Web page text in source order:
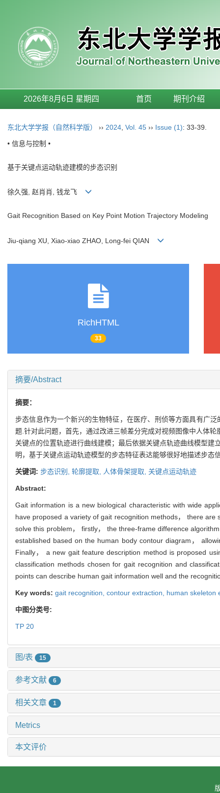
2026年8月6日 星期四 首页 期刊介绍
东北大学学报（自然科学版） ›› 2024 Vol. 45 ›› Issue (1): 33-39.
• 信息与控制 •
基于关键点运动轨迹建模的步态识别
徐久强, 赵肖肖, 钱龙飞
Gait Recognition Based on Key Point Motion Trajectory Modeling
Jiu-qiang XU, Xiao-xiao ZHAO, Long-fei QIAN
RichHTML
33
摘要/Abstract
摘要：
步态信息作为一个新兴的生物特征，在医疗、刑侦等方面具有广
题.针对此问题，首先，通过改进三帧差分完成对视频图像中人体
关键点的位置轨迹进行曲线建模；最后依据关键点轨迹曲线模型
明，基于关键点运动轨迹模型的步态特征表达能够很好地描述步态
关键词: 步态识别, 轮廓提取, 人体骨架提取, 关键点运动轨迹
Abstract:
Gait information is a new biological characteristic with wide
have proposed a variety of gait recognition methods， there
solve this problem， firstly， the three-frame difference
established based on the human body contour diagram，
Finally， a new gait feature description method is proposed
classification methods chosen for gait recognition and
points can describe human gait information well and the
Key words: gait recognition, contour extraction, human skeleton
中图分类号:
TP 20
图/表 15
参考文献 6
相关文章 1
Metrics
本文评价